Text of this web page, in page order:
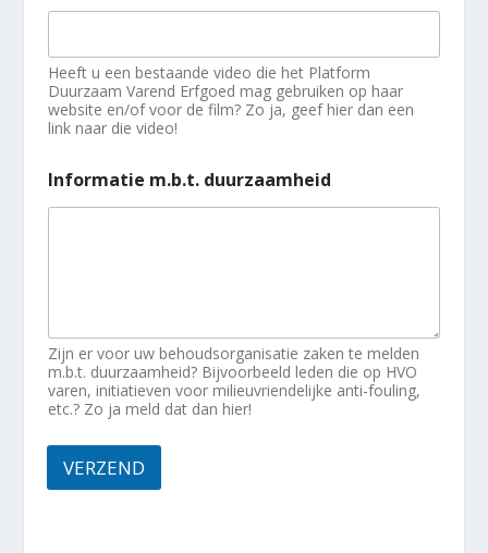
Heeft u een bestaande video die het Platform
Duurzaam Varend Erfgoed mag gebruiken op haar
website en/of voor de film? Zo ja, geef hier dan een
link naar die video!
Informatie m.b.t. duurzaamheid
Zijn er voor uw behoudsorganisatie zaken te melden
m.b.t. duurzaamheid? Bijvoorbeeld leden die op HVO
varen, initiatieven voor milieuvriendelijke anti-fouling,
etc.? Zo ja meld dat dan hier!
VERZEND